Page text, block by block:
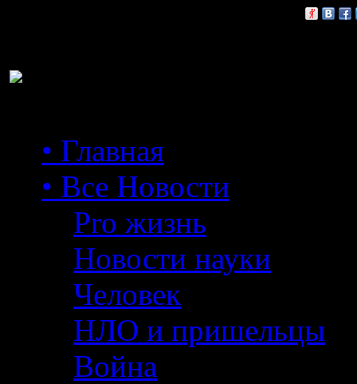
• Главная
• Все Новости
Pro жизнь
Новости науки
Человек
НЛО и пришельцы
Война